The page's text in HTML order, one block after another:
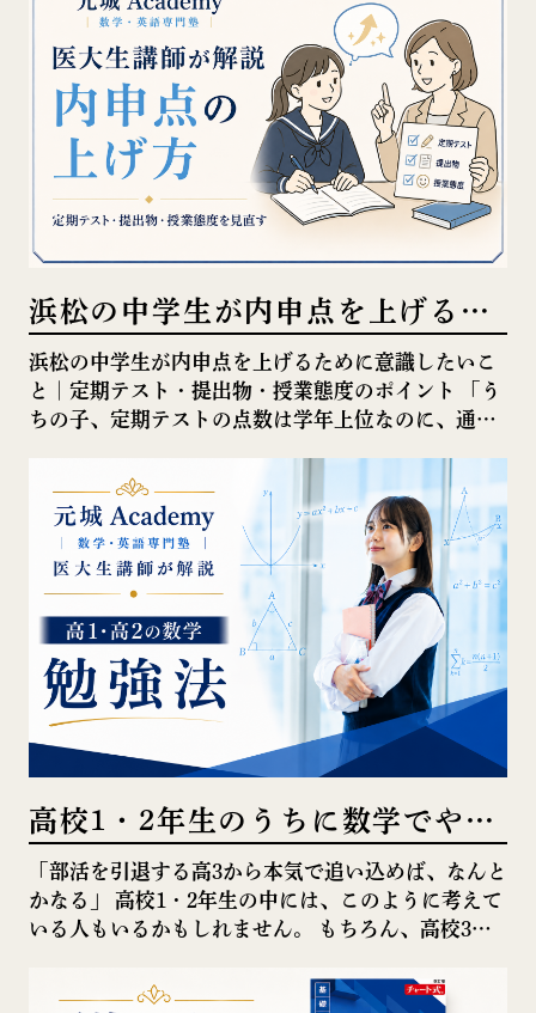
浜松の中学生が内申点を上げるた
めに意識したいこと｜定期テス
ト・提出物・授業態度のポイント
浜松の中学生が内申点を上げるために意識したいこ
と｜定期テスト・提出物・授業態度のポイント 「う
ちの子、定期テストの点数は学年上位なのに、通知
入試は内申点が大事と聞くけれど […]
高校1・2年生のうちに数学でやっ
ておくべきこと｜高3で伸び悩ま
ないために
「部活を引退する高3から本気で追い込めば、なんと
かなる」 高校1・2年生の中には、このように考えて
いる人もいるかもしれません。 もちろん、高校3年
数学に関しては、高1・高2 […]